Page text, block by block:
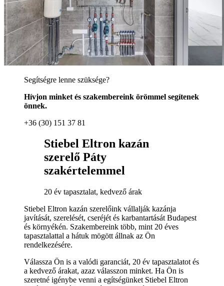
Segítségre lenne szüksége?
Hívjon minket és szakembereink örömmel segítenek
önnek.
+36 (30) 151 37 81
Stiebel Eltron kazán
szerelő Páty
szakértelemmel
20 év tapasztalat, kedvező árak
Stiebel Eltron kazán szerelőink vállalják kazánja
javítását, szerelését, cseréjét és karbantartását Budapest
és környékén. Szakembereink több, mint 20 éves
tapasztalattal a hátuk mögött állnak az Ön
rendelkezésére.
Válassza Ön is a valódi garanciát, 20 év tapasztalatot és
a kedvező árakat, azaz válasszon minket. Ha Ön is
szeretné igénybe venni a egítségünket Stiebel Eltron